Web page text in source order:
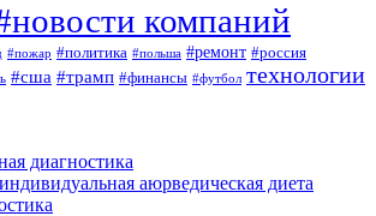
компаний
#пожар #политика #польша #ремонт #россия
#сша #трамп #финансы #футбол технологии
диагностика
аюрведическая диета